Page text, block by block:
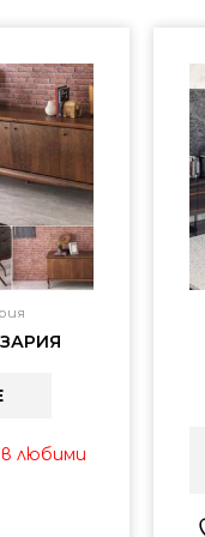
любими